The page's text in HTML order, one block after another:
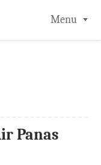
Menu
Panas